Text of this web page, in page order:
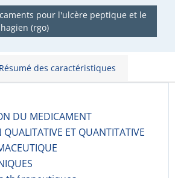
pour l'ulcère peptique et le
(rgo)
Résumé des caractéristiques
DU MEDICAMENT
ET QUANTITATIVE